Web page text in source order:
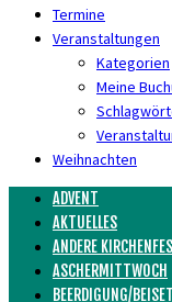
Termine
Veranstaltungen
Kategorien
Meine
Weihnachten
ADVENT
AKTUELLES
ANDERE
ASCHERMITTWOCH
BEERDIGUNG/